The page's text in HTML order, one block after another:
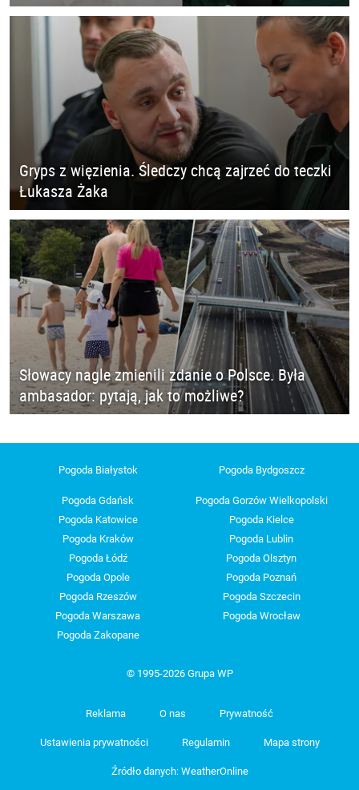
Gryps z więzienia. Śledczy chcą zajrzeć do teczki
Łukasza Żaka
Słowacy nagle zmienili zdanie o Polsce. Była
ambasador: pytają, jak to możliwe?
Pogoda Białystok Pogoda Bydgoszcz
Pogoda Gdańsk
Pogoda Gorzów Wielkopolski
Pogoda Katowice
Pogoda Kielce
Pogoda Kraków
Pogoda Lublin
Pogoda Łódź
Pogoda Olsztyn
Pogoda Opole
Pogoda Poznań
Pogoda Rzeszów
Pogoda Szczecin
Pogoda Warszawa
Pogoda Wrocław
Pogoda Zakopane
© 1995-2026 Grupa WP
Reklama O nas Prywatność
Ustawienia prywatności Regulamin Mapa strony
Źródło danych: WeatherOnline